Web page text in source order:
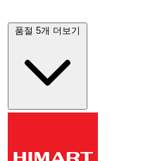
품절 5개 더보기